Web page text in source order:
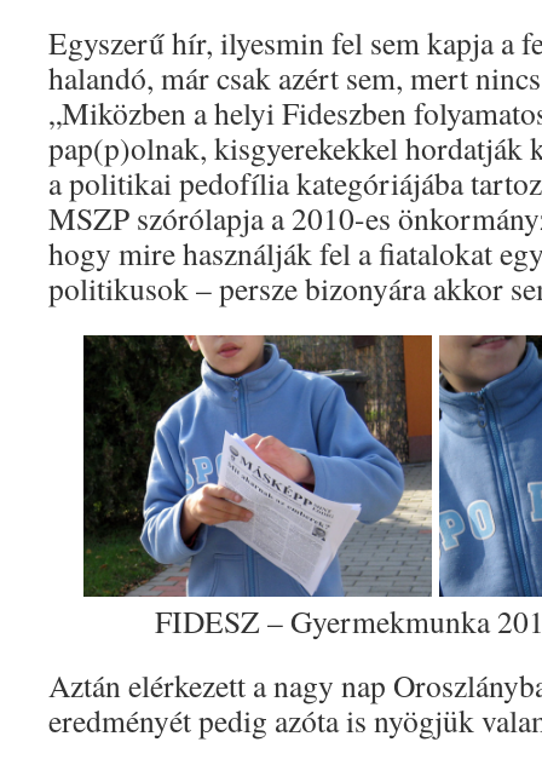
Egyszerű hír, ilyesmin fel sem kapja a
halandó, már csak azért sem, mert
„Miközben a helyi Fideszben
pap(p)olnak, kisgyerekekkel hordatják
a politikai pedofília kategóriájába
MSZP szórólapja a 2010-es
hogy mire használják fel a fiatalokat
politikusok – persze bizonyára akkor
FIDESZ – Gyermekmunka
Aztán elérkezett a nagy nap
eredményét pedig azóta is nyögjük